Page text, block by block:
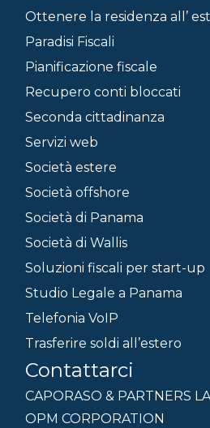
Ottenere la residenza all’
Paradisi Fiscali
Pianificazione fiscale
Recupero conti bloccati
Seconda cittadinanza
Servizi web
Società estere
Società offshore
Società di Panama
Società di Wallis
Soluzioni fiscali per start-up
Studio Legale a Panama
Telefonia VoIP
Trasferire soldi all’estero
Contattarci
CAPORASO & PARTNERS
OPM CORPORATION